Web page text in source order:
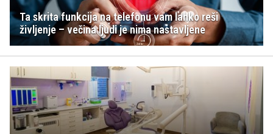
Ta skrita funkcija na telefonu vam lahko reši
življenje – večina ljudi je nima nastavljene